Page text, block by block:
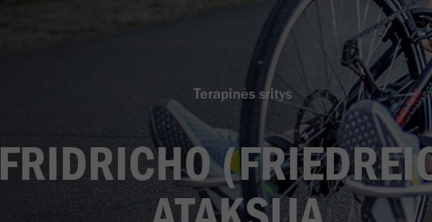
Terapinės sritys
FRIDRICHO